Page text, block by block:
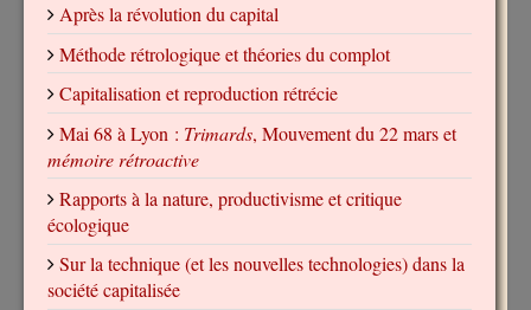
Après la révolution du capital
Méthode rétrologique et théories du complot
Capitalisation et reproduction rétrécie
Mai 68 à Lyon : Trimards, Mouvement du 22 mars et
mémoire rétroactive
Rapports à la nature, productivisme et critique
écologique
Sur la technique (et les nouvelles technologies) dans la
société capitalisée